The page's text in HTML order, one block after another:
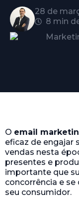
28 de
8 min
O email
eficaz de engajar
vendas nesta
presentes e
importante que
concorrência e
seu consumidor.